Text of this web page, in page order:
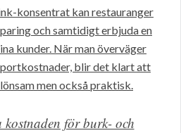
konsentrat kan restauranger
och samtidigt erbjuda en
kunder. När man överväger
blir det klart att
men också praktisk.
för burk- och